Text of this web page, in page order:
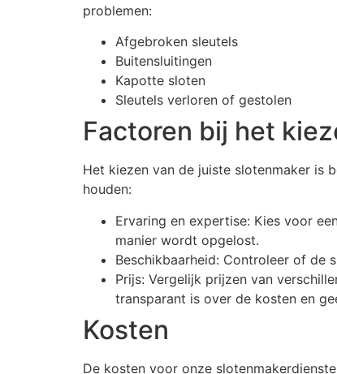
problemen:
Afgebroken sleutels
Buitensluitingen
Kapotte sloten
Sleutels verloren of gestolen
Factoren bij het
Het kiezen van de juiste slotenmaker is
houden:
Ervaring en expertise: Kies voor
manier wordt opgelost.
Beschikbaarheid: Controleer of de
Prijs: Vergelijk prijzen van
transparant is over de kosten en
Kosten
De kosten voor onze